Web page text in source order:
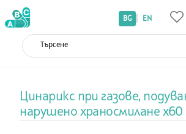
BG EN
Цинарикс при газове,
нарушено храносмилане